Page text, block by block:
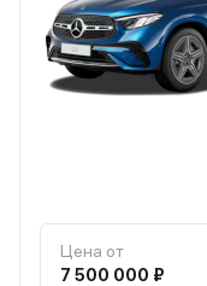
Цена от
7 500 000 ₽